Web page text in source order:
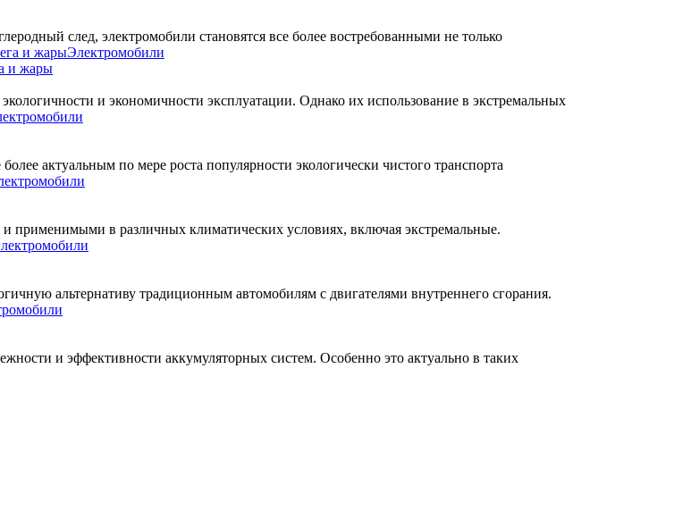
след, электромобили становятся все более востребованными не только
Электромобили
и жары
и экономичности эксплуатации. Однако их использование в экстремальных
актуальным по мере роста популярности экологически чистого транспорта
применимыми в различных климатических условиях, включая экстремальные.
альтернативу традиционным автомобилям с двигателями внутреннего сгорания.
и эффективности аккумуляторных систем. Особенно это актуально в таких